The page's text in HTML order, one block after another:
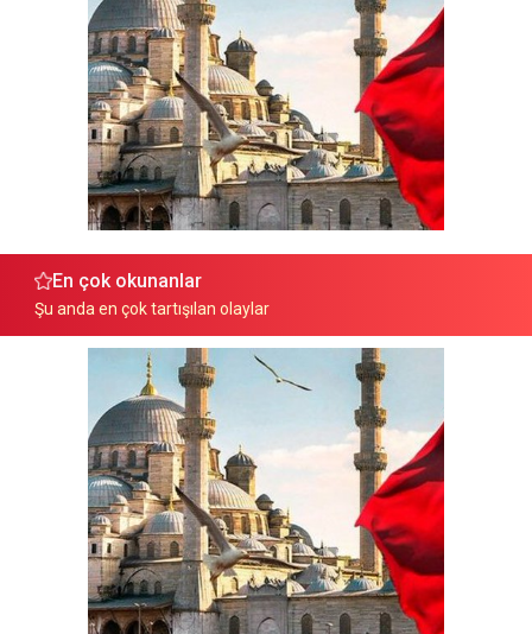
En çok okunanlar
Şu anda en çok tartışılan olaylar